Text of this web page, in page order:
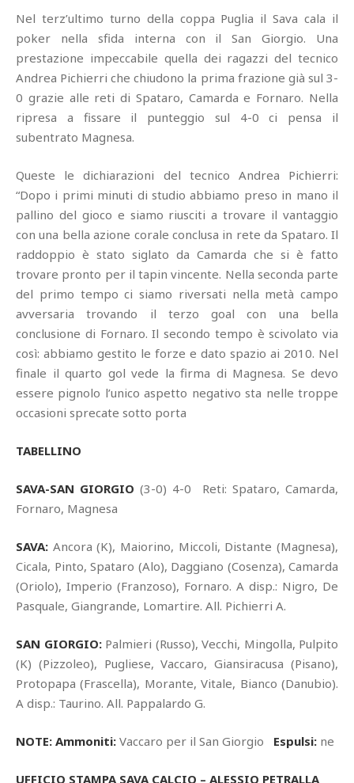
Nel terz’ultimo turno della coppa Puglia il Sava cala il
poker nella sfida interna con il San Giorgio. Una
prestazione impeccabile quella dei ragazzi del tecnico
Andrea Pichierri che chiudono la prima frazione già sul 3-
0 grazie alle reti di Spataro, Camarda e Fornaro. Nella
ripresa a fissare il punteggio sul 4-0 ci pensa il
subentrato Magnesa.
Queste le dichiarazioni del tecnico Andrea Pichierri:
“Dopo i primi minuti di studio abbiamo preso in mano il
pallino del gioco e siamo riusciti a trovare il vantaggio
con una bella azione corale conclusa in rete da Spataro. Il
raddoppio è stato siglato da Camarda che si è fatto
trovare pronto per il tapin vincente. Nella seconda parte
del primo tempo ci siamo riversati nella metà campo
avversaria trovando il terzo goal con una bella
conclusione di Fornaro. Il secondo tempo è scivolato via
così: abbiamo gestito le forze e dato spazio ai 2010. Nel
finale il quarto gol vede la firma di Magnesa. Se devo
essere pignolo l’unico aspetto negativo sta nelle troppe
occasioni sprecate sotto porta
TABELLINO
SAVA-SAN GIORGIO (3-0) 4-0 Reti: Spataro, Camarda,
Fornaro, Magnesa
SAVA: Ancora (K), Maiorino, Miccoli, Distante (Magnesa),
Cicala, Pinto, Spataro (Alo), Daggiano (Cosenza), Camarda
(Oriolo), Imperio (Franzoso), Fornaro. A disp.: Nigro, De
Pasquale, Giangrande, Lomartire. All. Pichierri A.
SAN GIORGIO:Palmieri (Russo), Vecchi, Mingolla, Pulpito
(K) (Pizzoleo), Pugliese, Vaccaro, Giansiracusa (Pisano),
Protopapa (Frascella), Morante, Vitale, Bianco (Danubio).
A disp.: Taurino. All. Pappalardo G.
NOTE: Ammoniti: Vaccaro per il San Giorgio Espulsi: ne
UFFICIO STAMPA SAVA CALCIO – ALESSIO PETRALLA